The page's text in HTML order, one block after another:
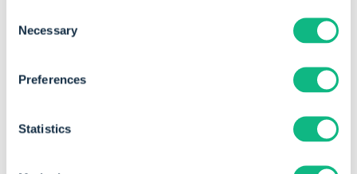
Selection
Necessary
Preferences
Statistics